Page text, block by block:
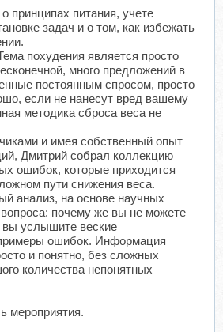
принципах питания, учете
задач и о том, как избежать
похудения является просто
много предложений в
постоянным спросом, просто
если не нанесут вред вашему
методика сброса веса не
и имея собственный опыт
Дмитрий собрал коллекцию
ошибок, которые приходится
пути снижения веса.
анализ, на основе научных
почему же вы не можете
вы услышите веские
ошибок. Информация
и понятно, без сложных
количества непонятных
мероприятия.